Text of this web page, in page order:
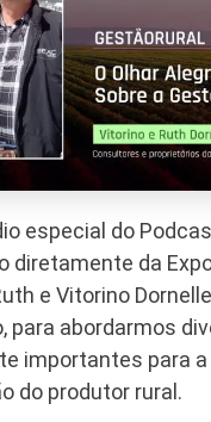
especial do
diretamente da
e Vitorino
para abordarmos
importantes para a
do produtor rural.